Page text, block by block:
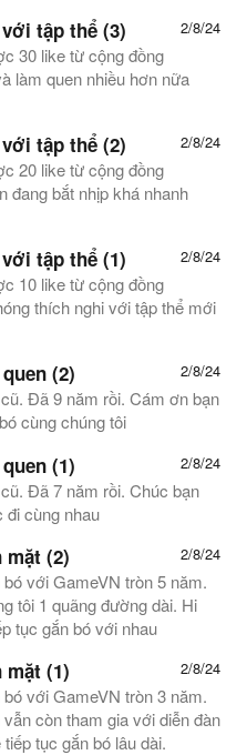
2/8/24
tập thể (3)
30 like từ cộng đồng
làm quen nhiều hơn nữa
2/8/24
tập thể (2)
20 like từ cộng đồng
đang bắt nhịp khá nhanh
2/8/24
tập thể (1)
10 like từ cộng đồng
thích nghi với tập thể mới
2/8/24
(2)
Đã 9 năm rồi. Cám ơn bạn
cùng chúng tôi
2/8/24
(1)
Đã 7 năm rồi. Chúc bạn
đi cùng nhau
2/8/24
mặt (2)
với GameVN tròn 5 năm.
tôi 1 quãng đường dài. Hi
tục gắn bó với nhau
2/8/24
mặt (1)
với GameVN tròn 3 năm.
còn tham gia với diễn đàn
tục gắn bó lâu dài.